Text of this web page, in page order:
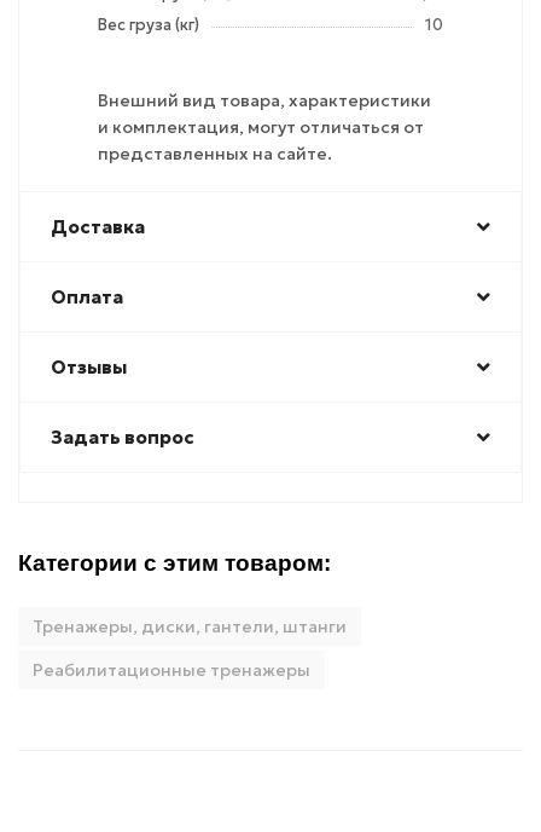
Вес груза (кг)
10
Внешний вид товара, характеристики
и комплектация, могут отличаться от
представленных на сайте.
Доставка
Оплата
Отзывы
Задать вопрос
Категории с этим товаром:
Тренажеры, диски, гантели, штанги
Реабилитационные тренажеры